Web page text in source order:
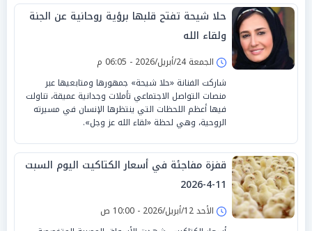
حلا شيحة تفتح قلبها برؤية روحانية عن الجنة
ولقاء الله
الجمعة 24/أبريل/2026 - 06:05 م
شاركت الفنانة «حلا شيحة» جمهورها ومتابعيها عبر
منصات التواصل الاجتماعي تأملات وجدانية عميقة، تناولت
فيها أعظم اللحظات التي ينتظرها الإنسان في مسيرته
الروحية، وهي لحظة «لقاء الله عز وجل».
قفزة مفاجئة في أسعار الكتاكيت اليوم السبت
11-4-2026
الأحد 12/أبريل/2026 - 10:00 ص